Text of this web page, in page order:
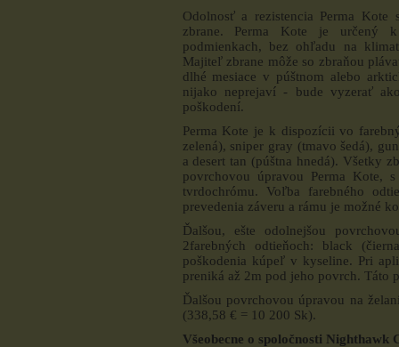
Odolnosť a rezistencia Perma
zbrane. Perma Kote je určený k
podmienkach, bez ohľadu na
Majiteľ zbrane môže so zbraňou
dlhé mesiace v púštnom alebo
nijako neprejaví - bude vyzerať
poškodení.
Perma Kote je k dispozícii vo
zelená), sniper gray (tmavo šedá),
a desert tan (púštna hnedá). Všetky
povrchovou úpravou Perma Kote,
tvrdochrómu. Voľba farebného
prevedenia záveru a rámu je možné
Ďalšou, ešte odolnejšou
2farebných odtieňoch: black
poškodenia kúpeľ v kyseline. Pri
preniká až 2m pod jeho povrch. Táto
Ďalšou povrchovou úpravou na
(338,58 € = 10 200 Sk).
Všeobecne o spoločnosti Nighthawk